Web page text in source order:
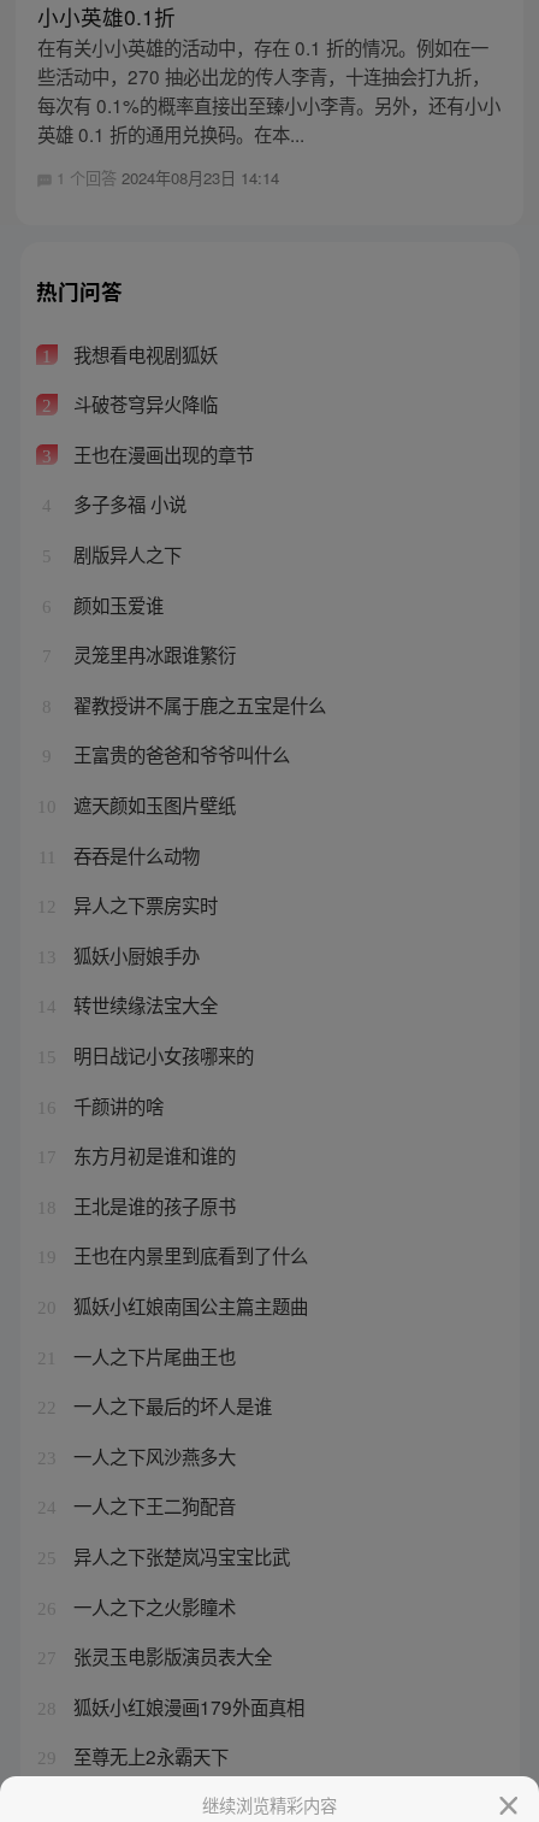
小小英雄0.1折
在有关小小英雄的活动中，存在 0.1 折的情况。例如在一
些活动中，270 抽必出龙的传人李青，十连抽会打九折，
每次有 0.1%的概率直接出至臻小小李青。另外，还有小小
英雄 0.1 折的通用兑换码。在本...
1 个回答 2024年08月23日 14:14
热门问答
1 我想看电视剧狐妖
2 斗破苍穹异火降临
3 王也在漫画出现的章节
4 多子多福 小说
5 剧版异人之下
6 颜如玉爱谁
7 灵笼里冉冰跟谁繁衍
8 翟教授讲不属于鹿之五宝是什么
9 王富贵的爸爸和爷爷叫什么
10 遮天颜如玉图片壁纸
吞吞是什么动物
12 异人之下票房实时
13 狐妖小厨娘手办
14 转世续缘法宝大全
15 明日战记小女孩哪来的
16 千颜讲的啥
17 东方月初是谁和谁的
18 王北是谁的孩子原书
19 王也在内景里到底看到了什么
20 狐妖小红娘南国公主篇主题曲
21 一人之下片尾曲王也
22 一人之下最后的坏人是谁
23 一人之下风沙燕多大
24 一人之下王二狗配音
25 异人之下张楚岚冯宝宝比武
26 一人之下之火影瞳术
27 张灵玉电影版演员表大全
28 狐妖小红娘漫画179外面真相
29 至尊无上2永霸天下
一人之下512知乎继续浏览精彩内容